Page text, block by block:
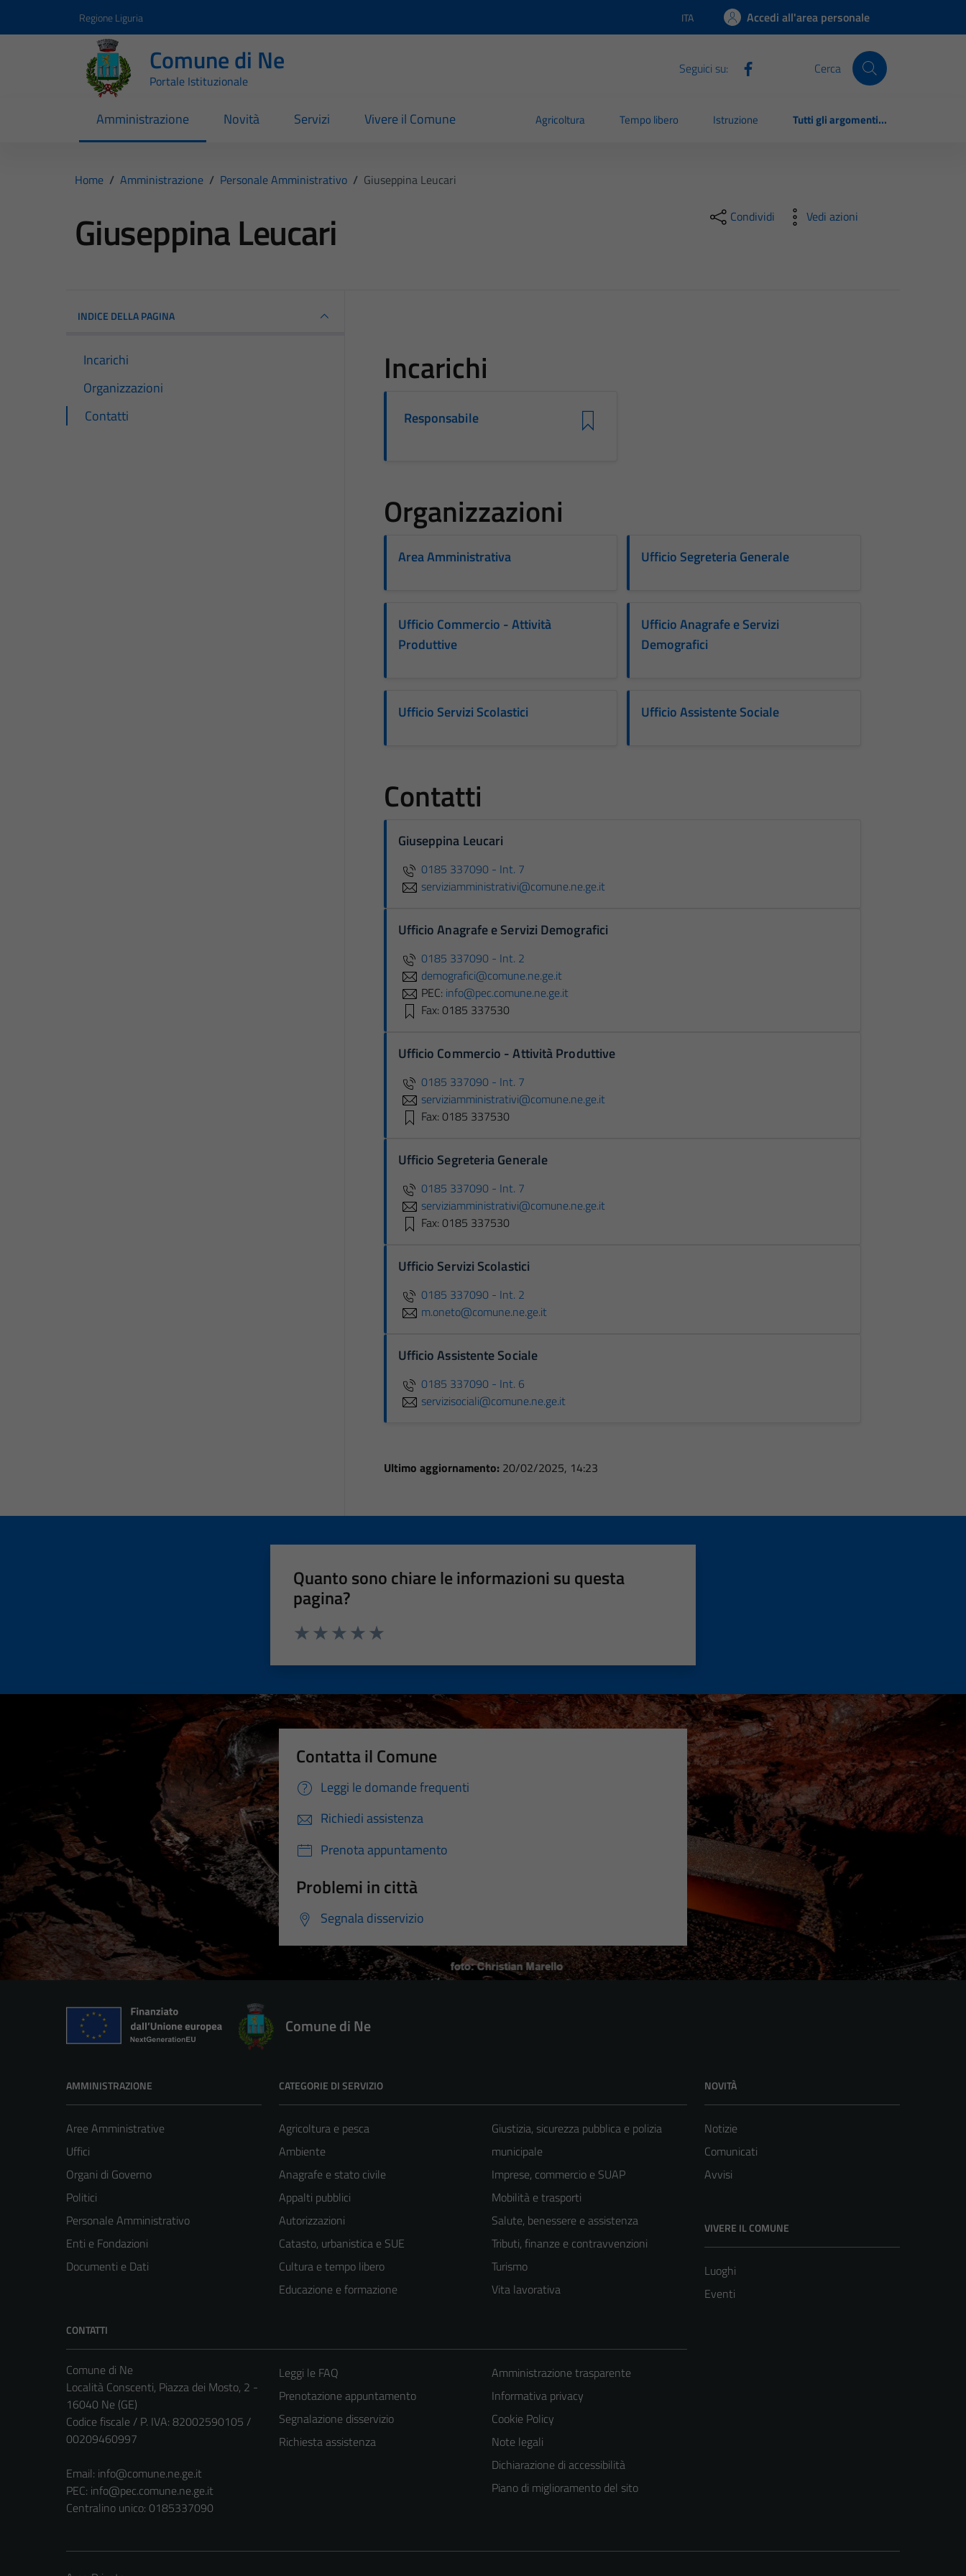
Regione Liguria Lingua attiva:
ITA Accedi all'area personale
Comune di Ne
Portale Istituzionale
Seguici su: Cerca
Amministrazione Novità Servizi Vivere il Comune Agricoltura Tempo libero Istruzione Tutti gli argomenti...
Home / Amministrazione / Personale Amministrativo / Giuseppina Leucari
Giuseppina Leucari Condividi Vedi azioni
INDICE DELLA PAGINA
Incarichi
Organizzazioni
Contatti
Incarichi
Responsabile
Organizzazioni
Area Amministrativa Ufficio Segreteria Generale
Ufficio Commercio - Attività
Produttive
Ufficio Anagrafe e Servizi
Demografici
Ufficio Servizi Scolastici Ufficio Assistente Sociale
Contatti
Giuseppina Leucari
0185 337090 - Int. 7
serviziamministrativi@comune.ne.ge.it
Ufficio Anagrafe e Servizi Demografici
0185 337090 - Int. 2
demografici@comune.ne.ge.it
PEC: info@pec.comune.ne.ge.it
Fax: 0185 337530
Ufficio Commercio - Attività Produttive
0185 337090 - Int. 7
serviziamministrativi@comune.ne.ge.it
Fax: 0185 337530
Ufficio Segreteria Generale
0185 337090 - Int. 7
serviziamministrativi@comune.ne.ge.it
Fax: 0185 337530
Ufficio Servizi Scolastici
0185 337090 - Int. 2
m.oneto@comune.ne.ge.it
Ufficio Assistente Sociale
0185 337090 - Int. 6
servizisociali@comune.ne.ge.it
Ultimo aggiornamento: 20/02/2025, 14:23
Quanto sono chiare le informazioni su questa
pagina?
Contatta il Comune
Leggi le domande frequenti
Richiedi assistenza
Prenota appuntamento
Problemi in città
Segnala disservizio
Comune di Ne
AMMINISTRAZIONE
Aree Amministrative
Uffici
Organi di Governo
Politici
Personale Amministrativo
Enti e Fondazioni
Documenti e Dati
CATEGORIE DI SERVIZIO
Agricoltura e pesca
Ambiente
Anagrafe e stato civile
Appalti pubblici
Autorizzazioni
Catasto, urbanistica e SUE
Cultura e tempo libero
Educazione e formazione
Giustizia, sicurezza pubblica e polizia
municipale
Imprese, commercio e SUAP
Mobilità e trasporti
Salute, benessere e assistenza
Tributi, finanze e contravvenzioni
Turismo
Vita lavorativa
NOVITÀ
Notizie
Comunicati
Avvisi
VIVERE IL COMUNE
Luoghi
Eventi
CONTATTI
Comune di Ne
Località Conscenti, Piazza dei Mosto, 2 -
16040 Ne (GE)
Codice fiscale / P. IVA: 82002590105 /
00209460997
Email: info@comune.ne.ge.it
PEC: info@pec.comune.ne.ge.it
Centralino unico: 0185337090
Leggi le FAQ
Prenotazione appuntamento
Segnalazione disservizio
Richiesta assistenza
Amministrazione trasparente
Informativa privacy
Cookie Policy
Note legali
Dichiarazione di accessibilità
Piano di miglioramento del sito
Tecnici
Questi cookie
sono necessari